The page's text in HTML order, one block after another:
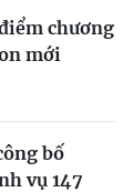
chương
mới
bố
vụ 147